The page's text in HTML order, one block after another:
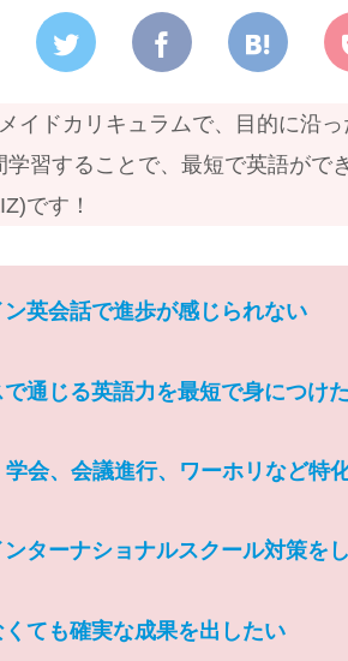
イドカリキュラムで、目的に沿
学習することで、最短で英語がで
です！
ン英会話で進歩が感じられない
で通じる英語力を最短で身につけ
学会、会議進行、ワーホリなど特
ンターナショナルスクール対策を
くても確実な成果を出したい